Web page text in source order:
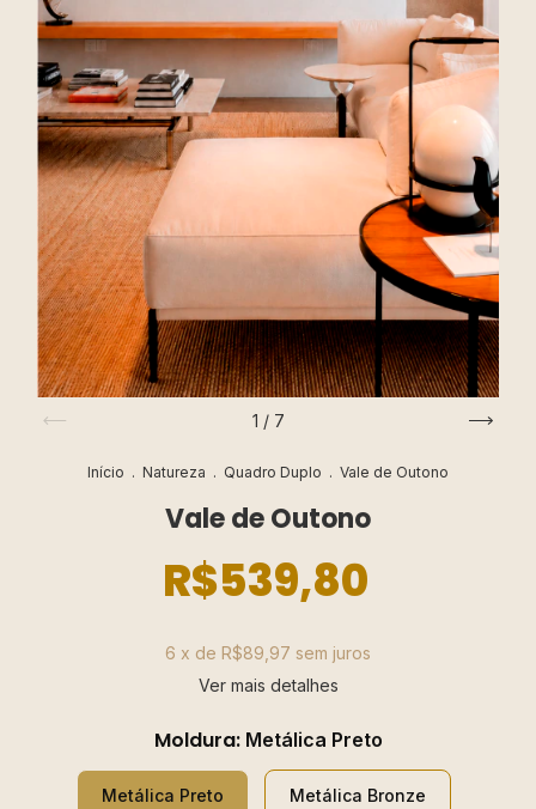
1 / 7
Início . Natureza . Quadro Duplo . Vale de Outono
Vale de Outono
R$539,80
6 x de R$89,97 sem juros
Ver mais detalhes
Moldura: Metálica Preto
Metálica Preto Metálica Bronze